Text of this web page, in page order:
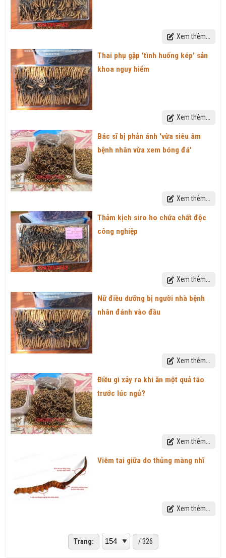
Xem thêm...
Thai phụ gặp 'tình huống kép' sản
khoa nguy hiểm
Xem thêm...
Bác sĩ bị phản ánh 'vừa siêu âm
bệnh nhân vừa xem bóng đá'
Xem thêm...
Thảm kịch siro ho chứa chất độc
công nghiệp
Xem thêm...
Nữ điều dưỡng bị người nhà bệnh
nhân đánh vào đầu
Xem thêm...
Điều gì xảy ra khi ăn một quả táo
trước lúc ngủ?
Xem thêm...
Viêm tai giữa do thủng màng nhĩ
Xem thêm...
Trang: / 326